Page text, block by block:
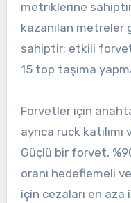
metriklerine
kazanılan metreler
sahiptir; etkili
15 top taşıma
Forvetler için
ayrıca ruck
Güçlü bir forvet,
oranı hedeflemeli
için cezaları en aza